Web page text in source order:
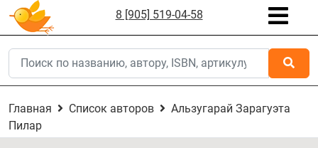
8 [905] 519-04-58
Главная Список авторов
Альзугарай Зарагуэта
Пилар